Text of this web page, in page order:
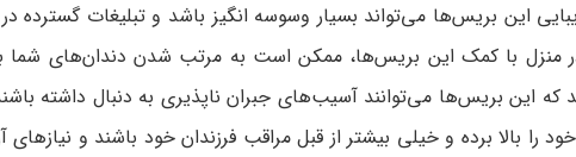
این بریس‌ها می‌تواند بسیار وسوسه انگیز باشد و تبلیغات گسترده
در منزل با کمک این بریس‌ها، ممکن است به مرتب شدن دندان‌های
که این بریس‌ها می‌توانند آسیب‌های جبران ناپذیری به دنبال داشته
را بالا برده و خیلی بیشتر از قبل مراقب فرزندان خود باشند و نیازهای